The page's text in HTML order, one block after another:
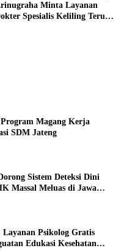
Minta Layanan
Spesialis Keliling Terus
Magang Kerja
SDM Jateng
Sistem Deteksi Dini
Massal Meluas di Jawa
Psikolog Gratis
Edukasi Kesehatan